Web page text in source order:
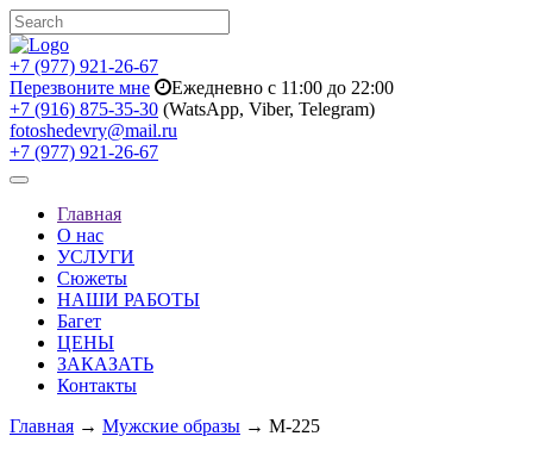
+7 (977) 921-26-67
Перезвоните мне
Ежедневно с 11:00 до 22:00
+7 (916) 875-35-30 (WatsApp, Viber, Telegram)
fotoshedevry@mail.ru
+7 (977) 921-26-67
Toggle
navigationГлавная
О нас
УСЛУГИ
Сюжеты
НАШИ РАБОТЫ
Багет
ЦЕНЫ
ЗАКАЗАТЬ
Контакты
Главная → Мужские образы → M-225